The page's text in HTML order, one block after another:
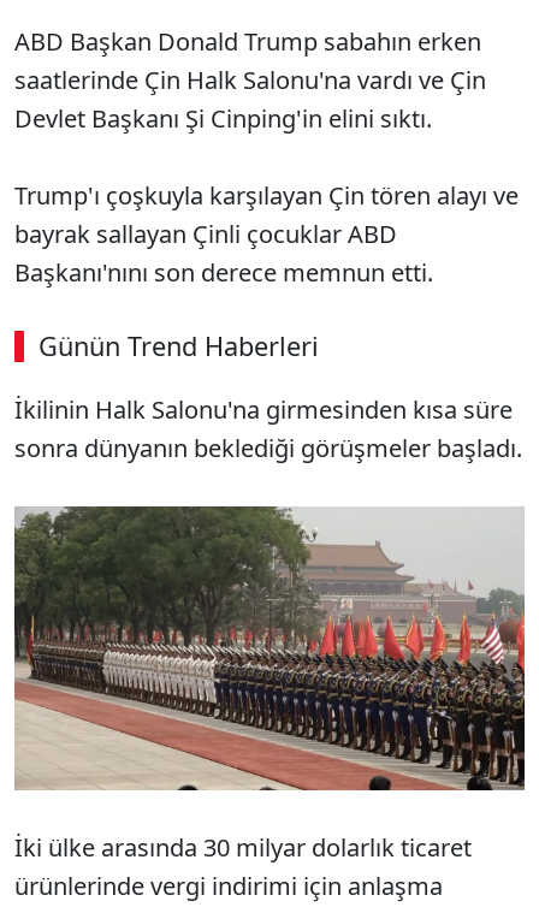
ABD Başkan Donald Trump sabahın erken
saatlerinde Çin Halk Salonu'na vardı ve Çin
Devlet Başkanı Şi Cinping'in elini sıktı.
Trump'ı çoşkuyla karşılayan Çin tören alayı ve
bayrak sallayan Çinli çocuklar ABD
Başkanı'nını son derece memnun etti.
Günün Trend Haberleri
İkilinin Halk Salonu'na girmesinden kısa süre
sonra dünyanın beklediği görüşmeler başladı.
İki ülke arasında 30 milyar dolarlık ticaret
ürünlerinde vergi indirimi için anlaşma